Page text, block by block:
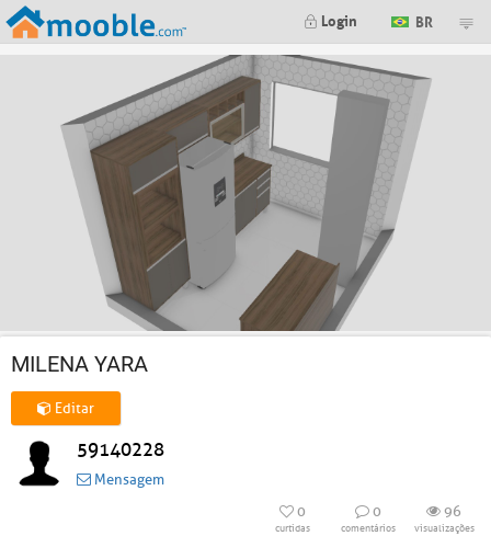
Login BR
MILENA YARA
Editar
59140228
Mensagem
0
curtidas
0
comentários
96
visualizações